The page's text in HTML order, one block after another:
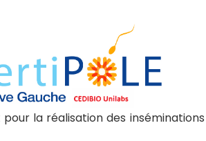
la réalisation des inséminations